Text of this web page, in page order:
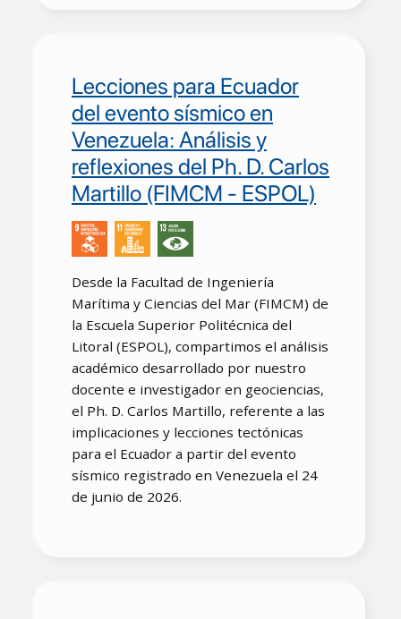
Lecciones para Ecuador
del evento sísmico en
Venezuela: Análisis y
reflexiones del Ph. D. Carlos
Martillo (FIMCM - ESPOL)
Desde la Facultad de Ingeniería
Marítima y Ciencias del Mar (FIMCM) de
la Escuela Superior Politécnica del
Litoral (ESPOL), compartimos el análisis
académico desarrollado por nuestro
docente e investigador en geociencias,
el Ph. D. Carlos Martillo, referente a las
implicaciones y lecciones tectónicas
para el Ecuador a partir del evento
sísmico registrado en Venezuela el 24
de junio de 2026.